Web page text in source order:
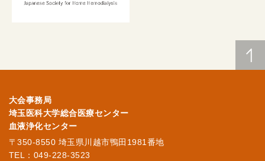
大会事務局
埼玉医科大学総合医療センター
血液浄化センター
〒350-8550 埼玉県川越市鴨田1981番地
TEL：049-228-3523